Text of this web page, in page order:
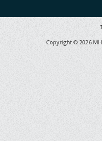
Copyright © 2026